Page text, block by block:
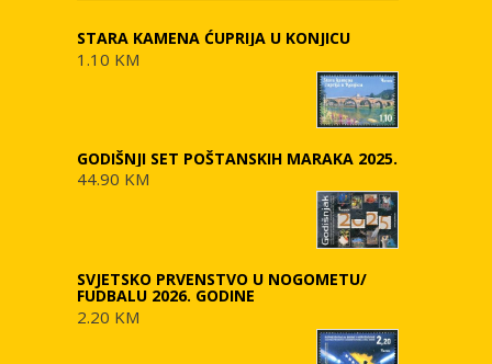
STARA KAMENA ĆUPRIJA U KONJICU
1.10 KM
GODIŠNJI SET POŠTANSKIH MARAKA 2025.
44.90 KM
SVJETSKO PRVENSTVO U NOGOMETU/
FUDBALU 2026. GODINE
2.20 KM